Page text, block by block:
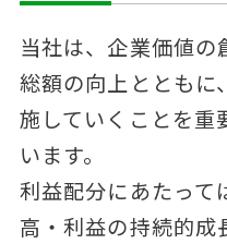
当社は、企業価値
総額の向上とともに
施していくことを重
います。
利益配分にあたって
高・利益の持続的